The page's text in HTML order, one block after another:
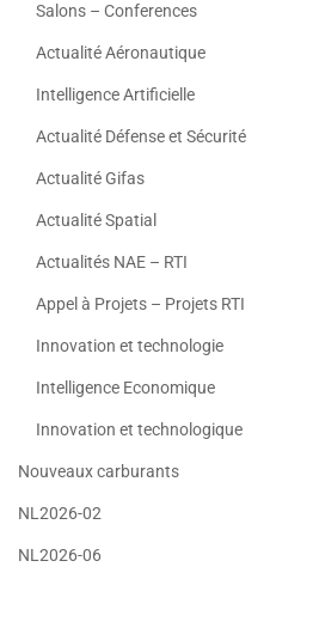
Salons – Conferences
Actualité Aéronautique
Intelligence Artificielle
Actualité Défense et Sécurité
Actualité Gifas
Actualité Spatial
Actualités NAE – RTI
Appel à Projets – Projets RTI
Innovation et technologie
Intelligence Economique
Innovation et technologique
Nouveaux carburants
NL2026-02
NL2026-06